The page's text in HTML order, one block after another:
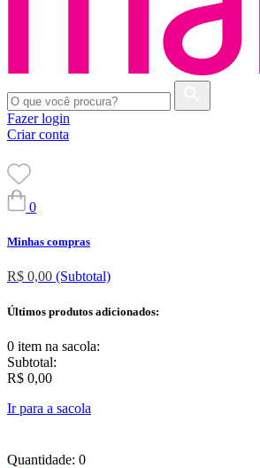
Fazer login
Criar conta
0
Minhas compras
R$ 0,00 (Subtotal)
Últimos produtos adicionados:
0 item na sacola:
Subtotal:
R$ 0,00
Ir para a sacola
Quantidade: 0